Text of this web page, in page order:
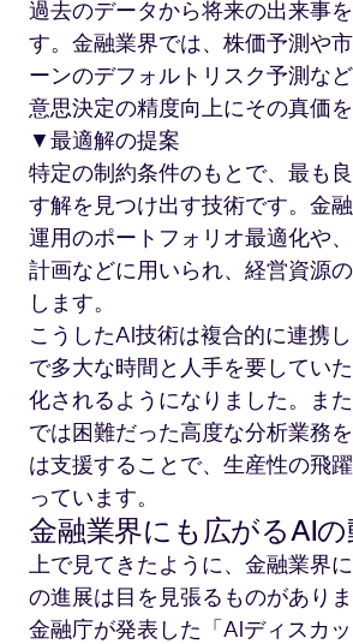
過去のデータから将来の出来事
す。金融業界では、株価予測や
ーンのデフォルトリスク予測な
意思決定の精度向上にその真価を
▼最適解の提案
特定の制約条件のもとで、最も
す解を見つけ出す技術です。金
運用のポートフォリオ最適化や
計画などに用いられ、経営資源
します。
こうしたAI技術は複合的に連携
で多大な時間と人手を要してい
化されるようになりました。ま
では困難だった高度な分析業務
は支援することで、生産性の飛
っています。
金融業界にも広がるAIの
上で見てきたように、金融業界
の進展は目を見張るものがあり
金融庁が発表した「AIディスカ